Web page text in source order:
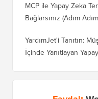
MCP ile Yapay Zeka
Bağlarsınız (Adım
YardımJet'i Tanıtın:
İçinde Yanıtlayan